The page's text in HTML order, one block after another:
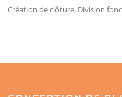
Création de clôture, Division